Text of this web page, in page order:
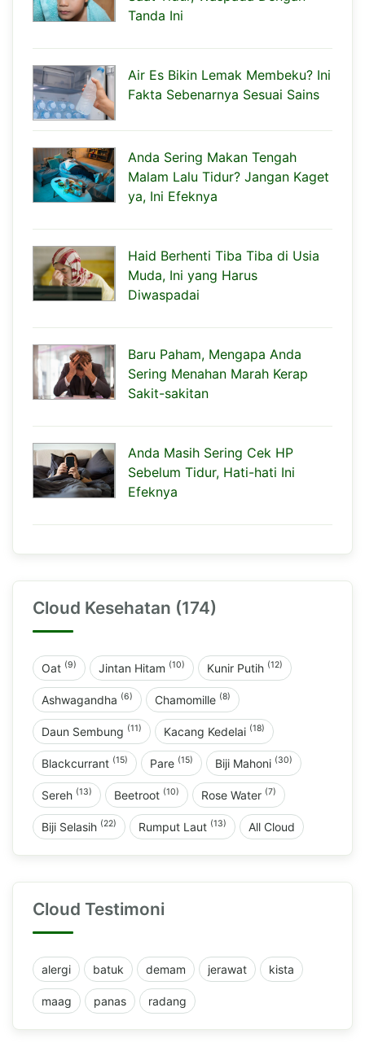
Tanda Ini
Air Es Bikin Lemak Membeku? Ini
Fakta Sebenarnya Sesuai Sains
Anda Sering Makan Tengah
Malam Lalu Tidur? Jangan Kaget
ya, Ini Efeknya
Haid Berhenti Tiba Tiba di Usia
Muda, Ini yang Harus
Diwaspadai
Baru Paham, Mengapa Anda
Sering Menahan Marah Kerap
Sakit-sakitan
Anda Masih Sering Cek HP
Sebelum Tidur, Hati-hati Ini
Efeknya
Cloud Kesehatan (174)
Oat (9) Jintan Hitam (10) Kunir Putih (12)
Ashwagandha (6) Chamomille (8)
Daun Sembung (11) Kacang Kedelai (18)
Blackcurrant (15) Pare (15) Biji Mahoni (30)
Sereh (13) Beetroot (10) Rose Water (7)
Biji Selasih (22) Rumput Laut (13) All Cloud
Cloud Testimoni
alergi batuk demam jerawat kista
maag panas radang